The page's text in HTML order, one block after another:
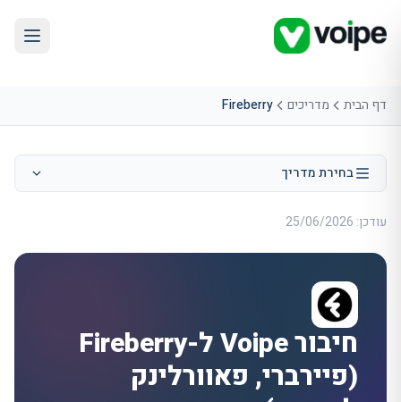
דף הבית מדריכים Fireberry
בחירת מדריך
עודכן: 25/06/2026
חיבור Voipe ל-Fireberry
(פיירברי, פאוורלינק